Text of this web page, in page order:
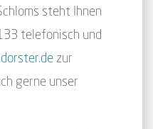
steht Ihnen
telefonisch und
zur
gerne unser